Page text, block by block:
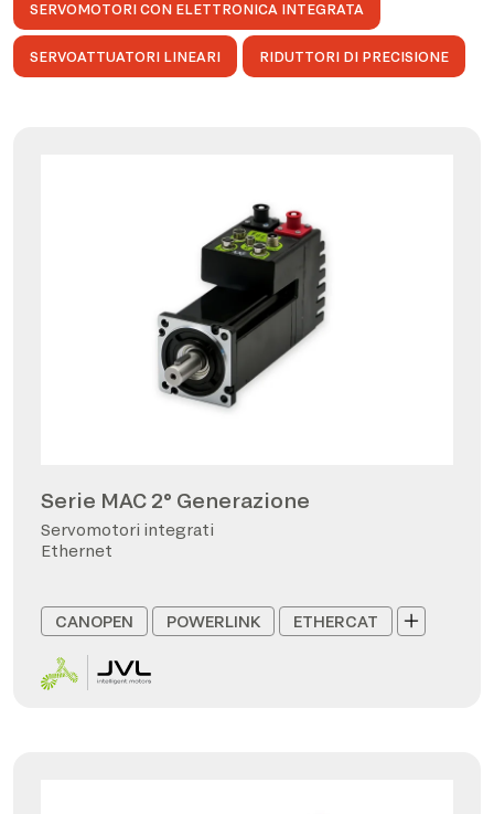
SERVOMOTORI CON ELETTRONICA INTEGRATA
SERVOATTUATORI LINEARI RIDUTTORI DI PRECISIONE
Serie MAC 2° Generazione
Servomotori integrati
Ethernet
CANOPEN POWERLINK ETHERCAT